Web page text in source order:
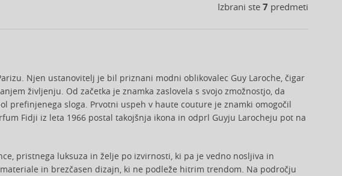
Izbrani ste 7 predmeti
Njen ustanovitelj je bil priznani modni oblikovalec Guy Laroche, čigar
življenju. Od začetka je znamka zaslovela s svojo zmožnostjo, da
prefinjenega sloga. Prvotni uspeh v haute couture je znamki omogočil
Fidji iz leta 1966 postal takojšnja ikona in odprl Guyju Larocheju pot na
pristnega luksuza in želje po izvirnosti, ki pa je vedno nosljiva in
in brezčasen dizajn, ki ne podleže hitrim trendom. Na področju